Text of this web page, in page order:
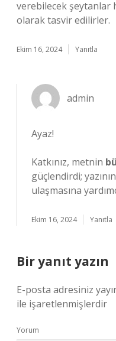
verebilecek şeytanlar
olarak tasvir edilirler.
Ekim 16, 2024 Yanıtla
admin
Ayaz!
Katkınız, metnin
güçlendirdi;
ulaşmasına
Ekim 16, 2024 Yanıtla
Bir yanıt yazın
E-posta adresiniz
ile işaretlenmişlerdir
Yorum